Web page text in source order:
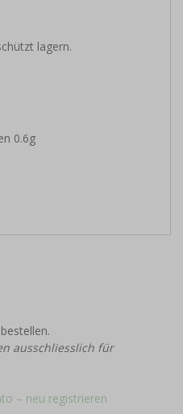
lagern.
0.6g
ausschliesslich für
– neu registrieren